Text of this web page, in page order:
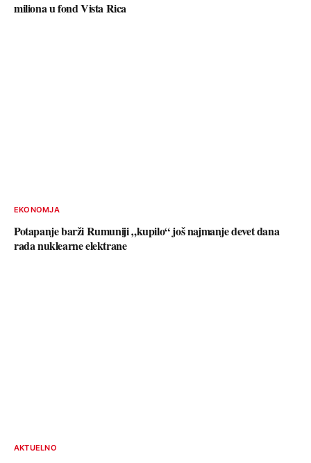
miliona u fond Vista Rica
EKONOMJA
Potapanje barži Rumuniji „kupilo“ još najmanje devet dana
rada nuklearne elektrane
AKTUELNO